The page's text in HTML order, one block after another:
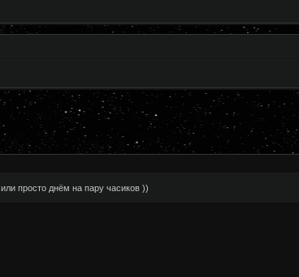
просто днём на пару часиков ))